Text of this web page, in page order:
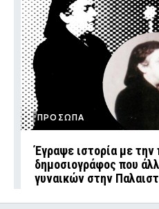
ΠΡΟΣΩΠΑ
Έγραψε ιστορία με την
δημοσιογράφος που
γυναικών στην